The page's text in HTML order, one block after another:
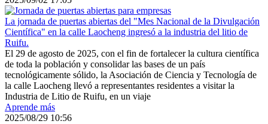
La jornada de puertas abiertas del "Mes Nacional de la Divulgación
Científica" en la calle Laocheng ingresó a la industria del litio de
Ruifu.
El 29 de agosto de 2025, con el fin de fortalecer la cultura científica
de toda la población y consolidar las bases de un país
tecnológicamente sólido, la Asociación de Ciencia y Tecnología de
la calle Laocheng llevó a representantes residentes a visitar la
Industria de Litio de Ruifu, en un viaje
Aprende más
2025/08/29 10:56